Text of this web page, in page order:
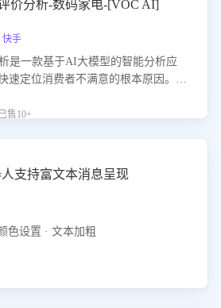
价分析-数码家电-[VOC AI]
手
是一款基于AI大模型的智能分析应
速定位消费者不满意的根本原因。该
价中的关键问题，区别问题是否属于
因，明确责任归属，提供可落地的改
度和店铺整体服务质量。
售10+
支持富文本消息呈现
色设置 · 文本加粗